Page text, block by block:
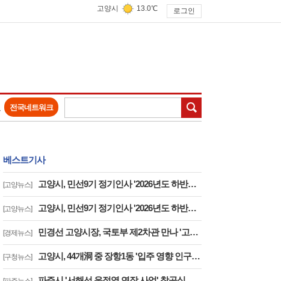
고양시 13.0℃ 로그인
전국네트워크
베스트기사
[고양뉴스] 고양시, 민선9기 정기인사 '2026년도 하반기 6급 팀장 인사발령 사항'
[고양뉴스] 고양시, 민선9기 정기인사 '2026년도 하반기 6급 부팀장 이하 인사발령 사항'
[경제뉴스] 민경선 고양시장, 국토부 제2차관 만나 '고양은평선 일산 연장 반영' 등 요청
[구청뉴스] 고양시, 44개洞 중 장항1동 '입주 영향 인구 증가폭' 최고··풍산동도 증가세 지속